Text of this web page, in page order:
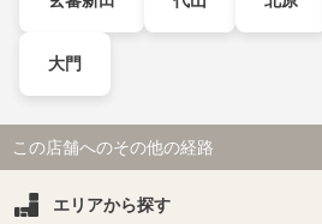
大門
この店舗へのその他の経路
エリアから探す